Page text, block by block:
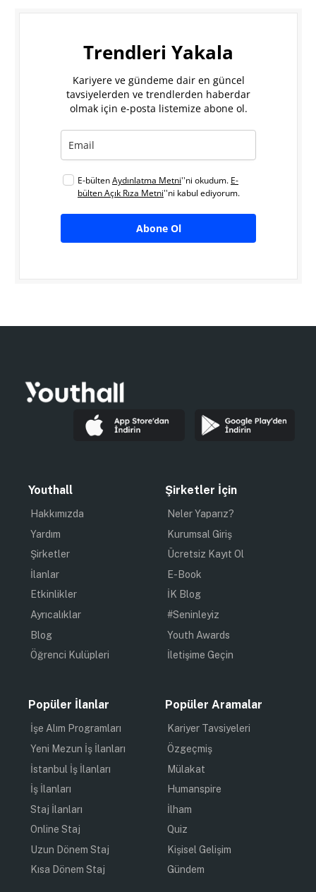
Trendleri Yakala
Kariyere ve gündeme dair en güncel
tavsiyelerden ve trendlerden haberdar
olmak için e-posta listemize abone ol.
E-bültenAydınlatma Metni''ni okudum. E-
bülten Açık Rıza Metni''ni kabul ediyorum.
Abone Ol
Youthall
Hakkımızda
Yardım
Şirketler
İlanlar
Etkinlikler
Ayrıcalıklar
Blog
Öğrenci Kulüpleri
Şirketler İçin
Neler Yaparız?
Kurumsal Giriş
Ücretsiz Kayıt Ol
E-Book
İK Blog
#Seninleyiz
Youth Awards
İletişime Geçin
Popüler İlanlar
İşe Alım Programları
Yeni Mezun İş İlanları
İstanbul İş İlanları
İş İlanları
Staj İlanları
Online Staj
Uzun Dönem Staj
Kısa Dönem Staj
Popüler Aramalar
Kariyer Tavsiyeleri
Özgeçmiş
Mülakat
Humanspire
İlham
Quiz
Kişisel Gelişim
Gündem